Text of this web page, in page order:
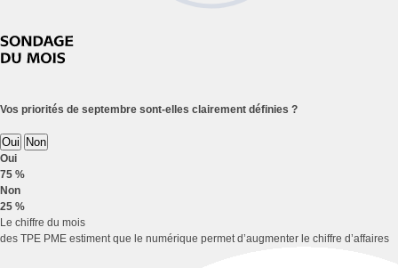
Vos priorités de septembre sont-elles clairement définies ?
Oui Non
Oui
75 %
Non
25 %
Le chiffre du mois
des TPE PME estiment que le numérique permet d’augmenter le chiffre d’affaires